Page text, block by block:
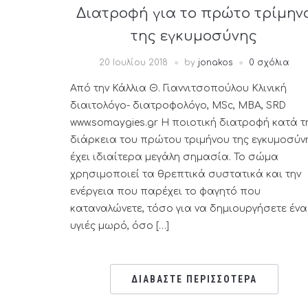
Διατροφή για το πρώτο
της εγκυμοσύνης
20 Ιουλίου 2018 by jonakos 0 σχόλια
Από την Κάλλια Θ. Γιαννιτσοπούλου Κλινική
διαιτολόγο- διατροφολόγο, ΜSc, MBA, SRD
www.somaygies.gr H ποιοτική διατροφή κατά
διάρκεια του πρώτου τριμήνου της
έχει ιδιαίτερα μεγάλη σημασία. Το σώμα
χρησιμοποιεί τα θρεπτικά συστατικά και την
ενέργεια που παρέχει το φαγητό που
καταναλώνετε, τόσο για να δημιουργήσετε ένα
υγιές μωρό, όσο […]
ΔΙΑΒΑΣΤΕ ΠΕΡΙΣΣΟΤΕΡΑ